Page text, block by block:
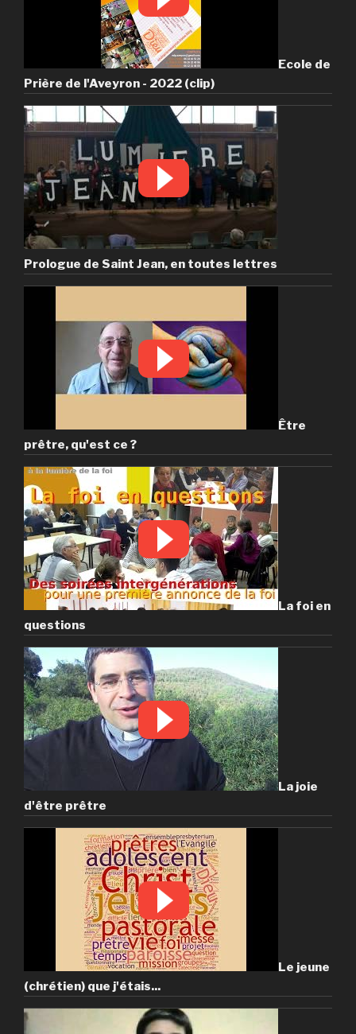
Ecole de
Prière de l'Aveyron - 2022 (clip)
Prologue de Saint Jean, en toutes lettres
Être
prêtre, qu'est ce ?
La foi en
questions
La joie
d'être prêtre
Le jeune
(chrétien) que j'étais...